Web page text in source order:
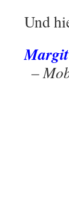
Und
–